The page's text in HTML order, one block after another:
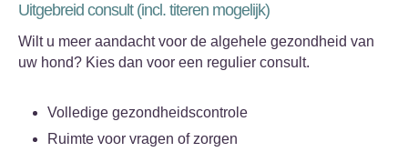
Uitgebreid consult (incl. titeren mogelijk)
Wilt u meer aandacht voor de algehele gezondheid van
uw hond? Kies dan voor een regulier consult.
Volledige gezondheidscontrole
Ruimte voor vragen of zorgen